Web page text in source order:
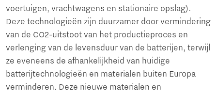
voertuigen, vrachtwagens en stationaire opslag).
Deze technologieën zijn duurzamer door vermindering
van de CO2-uitstoot van het productieproces en
verlenging van de levensduur van de batterijen, terwijl
ze eveneens de afhankelijkheid van huidige
batterijtechnologieën en materialen buiten Europa
verminderen. Deze nieuwe materialen en